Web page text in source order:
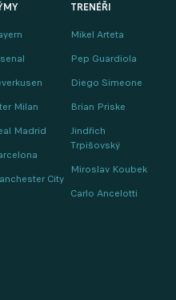
Milan
Madrid
City
TRENÉŘI
Mikel Arteta
Pep Guardiola
Diego Simeone
Brian Priske
Jindřich
Trpišovský
Miroslav Koubek
Carlo Ancelotti